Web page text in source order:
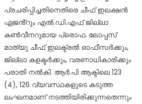
പ്രചരിപ്പിച്ചതിനെതിരെ ചീഫ് ഇലക്ഷൻ
ഏജൻ്റും എൽ.ഡി.എഫ് ജില്ലാ
കൺവീനറുമായ പ്രൊഫ. ലോപ്പസ്
മാത്യു ചീഫ് ഇലക്ട്രൽ ഓഫീസർക്കും,
ജില്ലാ കളക്ടർക്കും, വരണാധികാരിക്കും
പരാതി നൽകി. ആർ.പി ആക്ടിലെ 123
(4), 126 വ്യവസ്ഥകളുടെ കടുത്ത
ലംഘനമാണ് നടത്തിയിരിക്കുന്നതെന്നും